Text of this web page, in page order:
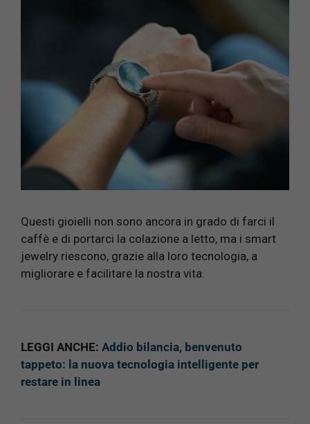
Questi gioielli non sono ancora in grado di farci il
caffè e di portarci la colazione a letto, ma i smart
jewelry riescono, grazie alla loro tecnologia, a
migliorare e facilitare la nostra vita.
LEGGI ANCHE: Addio bilancia, benvenuto
tappeto: la nuova tecnologia intelligente per
restare in linea